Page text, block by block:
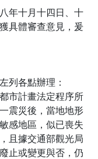
年十月十四日、十
具體審查意見，爰
列各點辦理：
市計畫法定程序所
震災後，當地地形
感地區，似已喪失
且據交通部觀光局
止或變更與否，仍